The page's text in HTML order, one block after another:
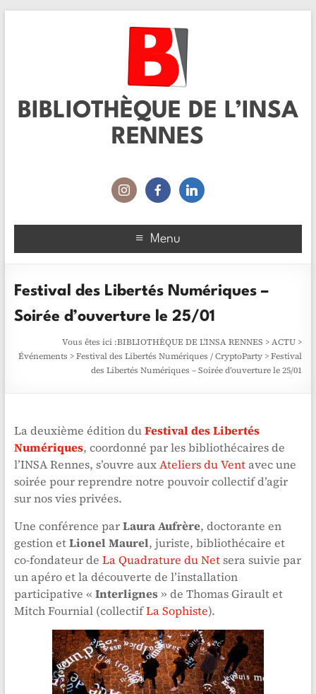
BIBLIOTHÈQUE DE L’INSA
RENNES
Menu
Festival des Libertés Numériques –
Soirée d’ouverture le 25/01
Vous êtes ici :BIBLIOTHÈQUE DE L'INSA RENNES >ACTU >
Événements >Festival des Libertés Numériques / CryptoParty >Festival
des Libertés Numériques – Soirée d’ouverture le 25/01
La deuxième édition duFestival des Libertés
Numériques, coordonné par les bibliothécaires de
l’INSA Rennes, s’ouvre auxAteliers du Ventavec une
soirée pour reprendre notre pouvoir collectif d’agir
sur nos vies privées.
Une conférence parLaura Aufrère, doctorante en
gestion etLionel Maurel, juriste, bibliothécaire et
co-fondateur de La Quadrature du Netsera suivie par
un apéro et la découverte de l’installation
participative « Interlignes» de Thomas Girault et
Mitch Fournial (collectifLa Sophiste).